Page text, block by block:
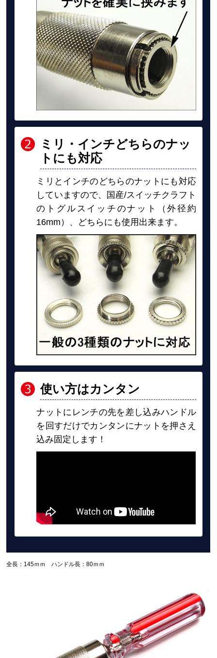
ミリ・インチどちらのナッ
トにも対応
ミリとインチのどちらのナットにも対応
していますので、国産/スイッチクラフト
のトグルスイッチのナット（外径約
16mm）、どちらにも使用出来ます。
使い方はカンタン
ナットにレンチの先を差し込みハンドル
を回すだけでカンタンにナットを押さえ
込み固定します！
全長：145ｍｍ ハンドル長：80ｍｍ